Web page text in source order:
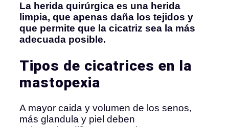
La herida quirúrgica es una herida
limpia, que apenas daña los tejidos y
que permite que la cicatriz sea la más
adecuada posible.
Tipos de cicatrices en la
mastopexia
A mayor caida y volumen de los senos,
más glandula y piel deben